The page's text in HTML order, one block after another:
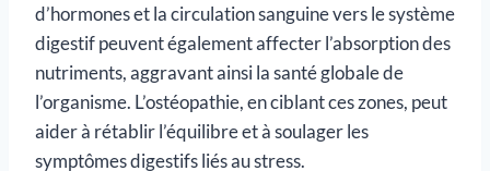
d’hormones et la circulation sanguine vers le système
digestif peuvent également affecter l’absorption des
nutriments, aggravant ainsi la santé globale de
l’organisme. L’ostéopathie, en ciblant ces zones, peut
aider à rétablir l’équilibre et à soulager les
symptômes digestifs liés au stress.